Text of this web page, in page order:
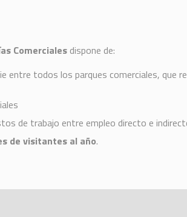
Comercialesdispone de:
entre todos los parques comerciales, que
de trabajo entre empleo directo e
de visitantes al año.